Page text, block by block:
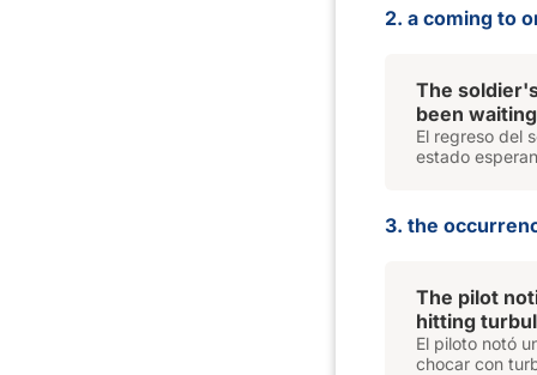
2. a coming to
The
been
El regreso del
estado
3. the
The pilot
hitting
El piloto notó
chocar con